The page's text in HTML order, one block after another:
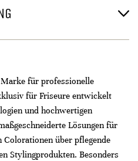
für professionelle
für Friseure entwickelt
und hochwertigen
Lösungen für
über pflegende
Stylingprodukten. Besonders